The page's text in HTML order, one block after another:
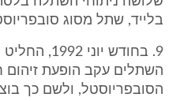
בלייד, שתל מסוג
השתלים עקב הופעת זיהום
הסובפריוסטל, ולשם כך